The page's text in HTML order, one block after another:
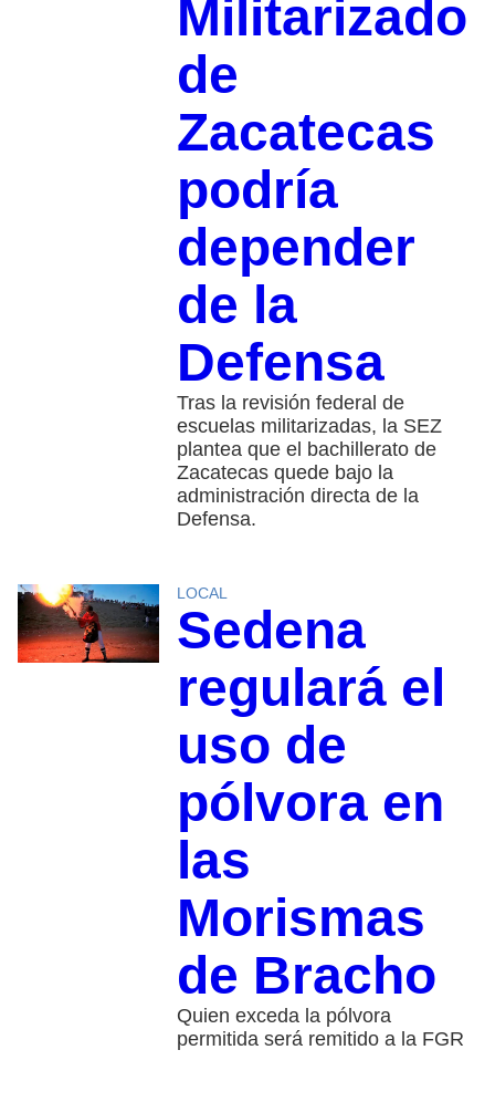
Militarizado
de
Zacatecas
podría
depender
de la
Defensa
Tras la revisión federal de
escuelas militarizadas, la SEZ
plantea que el bachillerato de
Zacatecas quede bajo la
administración directa de la
Defensa.
LOCAL
Sedena
regulará el
uso de
pólvora en
las
Morismas
de Bracho
Quien exceda la pólvora
permitida será remitido a la FGR